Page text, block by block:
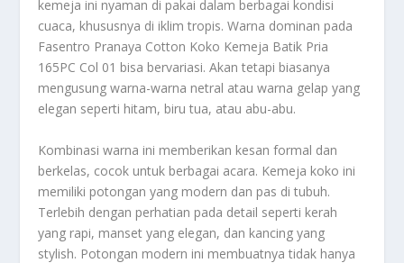
kemeja ini nyaman di pakai dalam berbagai kondisi
cuaca, khususnya di iklim tropis. Warna dominan pada
Fasentro Pranaya Cotton Koko Kemeja Batik Pria
165PC Col 01 bisa bervariasi. Akan tetapi biasanya
mengusung warna-warna netral atau warna gelap yang
elegan seperti hitam, biru tua, atau abu-abu.
Kombinasi warna ini memberikan kesan formal dan
berkelas, cocok untuk berbagai acara. Kemeja koko ini
memiliki potongan yang modern dan pas di tubuh.
Terlebih dengan perhatian pada detail seperti kerah
yang rapi, manset yang elegan, dan kancing yang
stylish. Potongan modern ini membuatnya tidak hanya